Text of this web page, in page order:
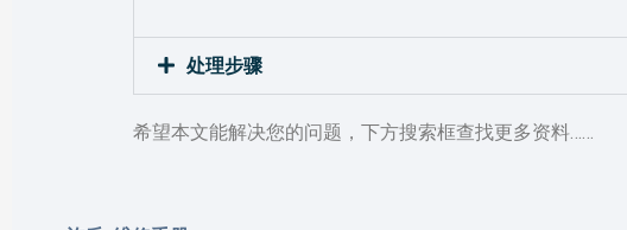
处理步骤
希望本文能解决您的问题，下方搜索框查找更多资料……